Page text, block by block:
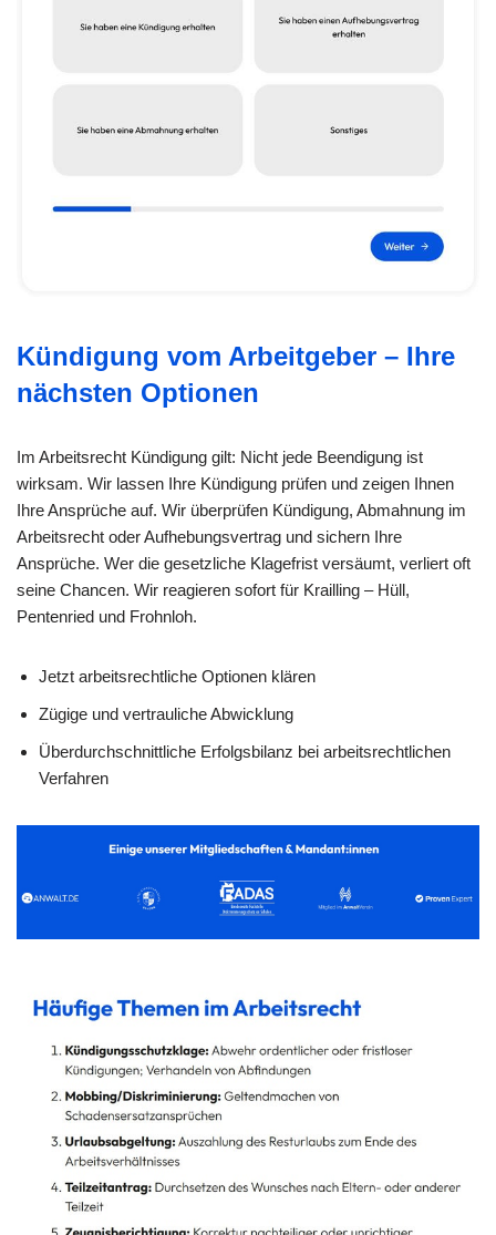
Kündigung vom Arbeitgeber – Ihre
nächsten Optionen
Im Arbeitsrecht Kündigung gilt: Nicht jede Beendigung ist
wirksam. Wir lassen Ihre Kündigung prüfen und zeigen Ihnen
Ihre Ansprüche auf. Wir überprüfen Kündigung, Abmahnung im
Arbeitsrecht oder Aufhebungsvertrag und sichern Ihre
Ansprüche. Wer die gesetzliche Klagefrist versäumt, verliert oft
seine Chancen. Wir reagieren sofort für Krailling – Hüll,
Pentenried und Frohnloh.
Jetzt arbeitsrechtliche Optionen klären
Zügige und vertrauliche Abwicklung
Überdurchschnittliche Erfolgsbilanz bei arbeitsrechtlichen
Verfahren